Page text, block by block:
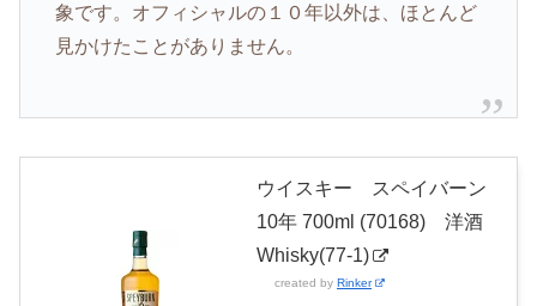
象です。オフィシャルの１０年以外は、ほとんど
見かけたことがありません。
ウイスキー スペイバーン
10年 700ml (70168) 洋酒
Whisky(77-1)
created by Rinker